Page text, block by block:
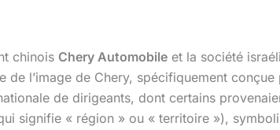
chinois Chery Automobile et la société
l’image de Chery, spécifiquement
de dirigeants, dont certains
signifie « région » ou « territoire »),